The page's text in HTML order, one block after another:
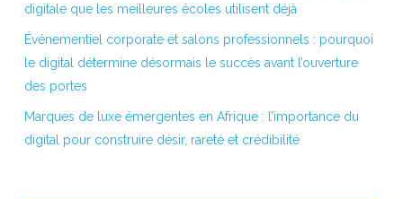
digitale que les meilleures écoles utilisent déjà
Événementiel corporate et salons professionnels : pourquoi
le digital détermine désormais le succès avant l’ouverture
des portes
Marques de luxe émergentes en Afrique : l’importance du
digital pour construire désir, rareté et crédibilité